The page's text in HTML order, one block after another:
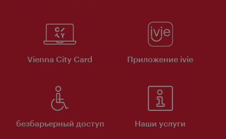
Vienna City Card Приложение ivie
безбарьерный доступ Наши услуги